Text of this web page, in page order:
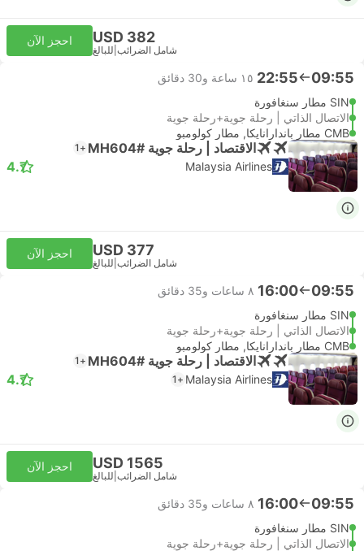
USD 382
شامل الضرائب للبالغ
احجز الآن
09:55
22:55 ١٥ ساعة و‫30 دقائق
SIN مطار سنغافورة
الاتصال الذاتي | رحلة جوية+رحلة جوية
CMB مطار باندارانايكا, مطار كولومبو
الاقتصاد | رحلة جوية #MH604 +1
Malaysia Airlines
4.7
USD 377
شامل الضرائب للبالغ
احجز الآن
09:55
16:00 ٨ ساعات و‫35 دقائق
SIN مطار سنغافورة
الاتصال الذاتي | رحلة جوية+رحلة جوية
CMB مطار باندارانايكا, مطار كولومبو
الاقتصاد | رحلة جوية #MH604 +1
Malaysia Airlines
+1
4.7
USD 1565
شامل الضرائب للبالغ
احجز الآن
09:55
16:00 ٨ ساعات و‫35 دقائق
SIN مطار سنغافورة
الاتصال الذاتي | رحلة جوية+رحلة جوية